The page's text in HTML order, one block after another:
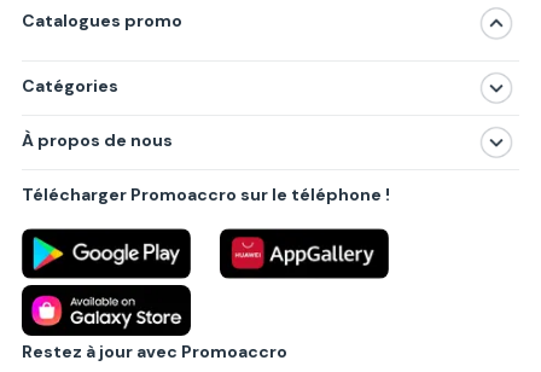
Catalogues promo
Catégories
Produits
Villes principales
À propos de nous
Politique de confidentialité
Règlements
Partenariat B2B
Blog
Contact
Télécharger Promoaccro sur le téléphone !
Restez à jour avec Promoaccro